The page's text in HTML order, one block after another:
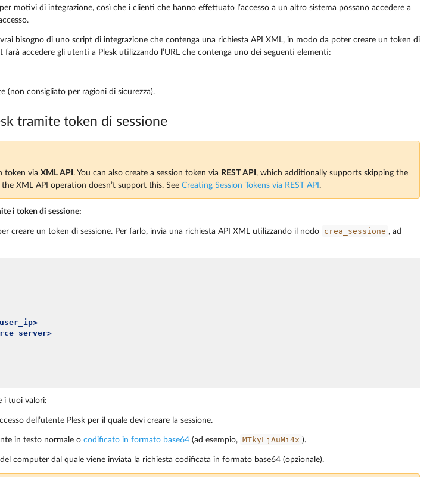
motivi di integrazione, così che i clienti che hanno effettuato l’accesso a un altro sistema possano accedere a
bisogno di uno script di integrazione che contenga una richiesta API XML, in modo da poter creare un token di
accedere gli utenti a Plesk utilizzando l’URL che contenga uno dei seguenti elementi:
(non consigliato per ragioni di sicurezza).
tramite token di sessione
token via XML API . You can also create a session token via REST API , which additionally supports skipping the
XML API operation doesn’t support this. See Creating Session Tokens via REST API .
i token di sessione:
creare un token di sessione. Per farlo, invia una richiesta API XML utilizzando il nodo crea_sessione , ad
i tuoi valori:
dell’utente Plesk per il quale devi creare la sessione.
in testo normale o codificato in formato base64 (ad esempio, MTkyLjAuMi4x ).
computer dal quale viene inviata la richiesta codificata in formato base64 (opzionale).